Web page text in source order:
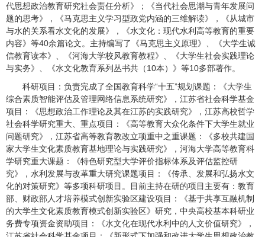
代思想政治教育研究社会责任分析》；《当代社会思潮与青年发展问
题的思考》，《马克思主义学习型政党内涵的三维解读》，《从城市
与水的关系看水文化的发展》，《水文化：现代水利高等教育的重要
内容》等40余篇论文。主持编写了《马克思主义原理》、《大学生诚
信教育读本》、《河海大学校风教育教程》、《大学生社会实践理论
与实务》、《水文化教育系列丛书共（10本）》等10多部著作。
科研项目：负责完成了全国教育科学“十五”规划课题：《大学生
综合素质智能评估及管理网络信息系统研究》，江苏省社会科学基金
项目：《思想政治工作理论及其在江苏的实践研究》，江苏高校哲学
社会科学研究重大、重点项目：《高等教育大众化条件下大学生就业
问题研究》，江苏省高等教育教改立项重中之重课题：《多校共建国
家大学生文化素质教育基地理论与实践研究》，河海大学高等教育科
学研究重大课题：《特色研究型大学评价指标体系及评估监控研
究》，水利发展与改革重大研究课题项目：《传承、发展和弘扬水文
化的对策研究》等多项科研项目。目前主持在研的项目主要有：教育
部、财政部人才培养模式创新实验区建设项目：《基于共享互融机制
的大学生文化素质教育模式创新实验区》研究，中央高校基本科研业
务费专项资金资助项目：《水文化在现代水利中的人文价值研究》，